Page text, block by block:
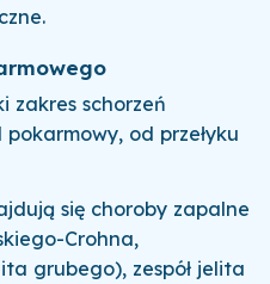
zakres schorzeń
od przełyku
się choroby zapalne
Crohna,
grubego), zespół jelita